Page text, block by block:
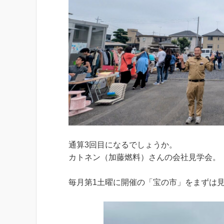
通算3回目になるでしょうか。
カトネン（加藤燃料）さんの会社見学会。
毎月第1土曜に開催の「宝の市」をまずは